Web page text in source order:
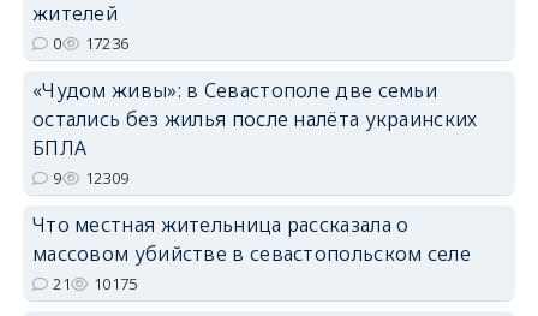
жителей
0 17236
«Чудом живы»: в Севастополе две семьи
остались без жилья после налёта украинских
БПЛА
9 12309
Что местная жительница рассказала о
массовом убийстве в севастопольском селе
21 10175